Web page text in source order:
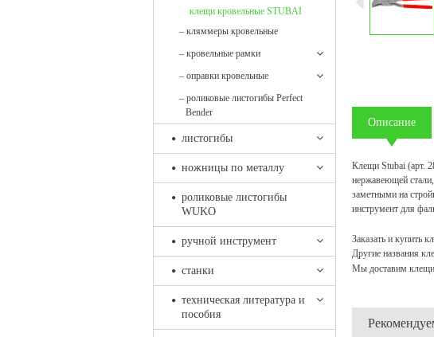
клещи кровельные STUBAI
– кляммеры кровельные
– кровельные рамки
– оправки кровельные
– роликовые листогибы Perfect
Bender
листогибы
ножницы по металлу
роликовые листогибы
WUKO
ручной инструмент
станки
техническая литература и
пособия
Описание
Клещи Stubai (арт.
нержавеющей
заметными на
инструмент для
Заказать и купить
Другие названия
Мы доставим клещи